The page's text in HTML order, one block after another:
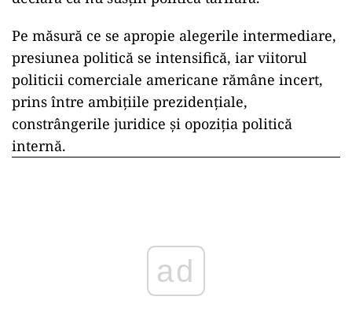
Pe măsură ce se apropie alegerile intermediare,
presiunea politică se intensifică, iar viitorul
politicii comerciale americane rămâne incert,
prins între ambițiile prezidențiale,
constrângerile juridice și opoziția politică
internă.
ad